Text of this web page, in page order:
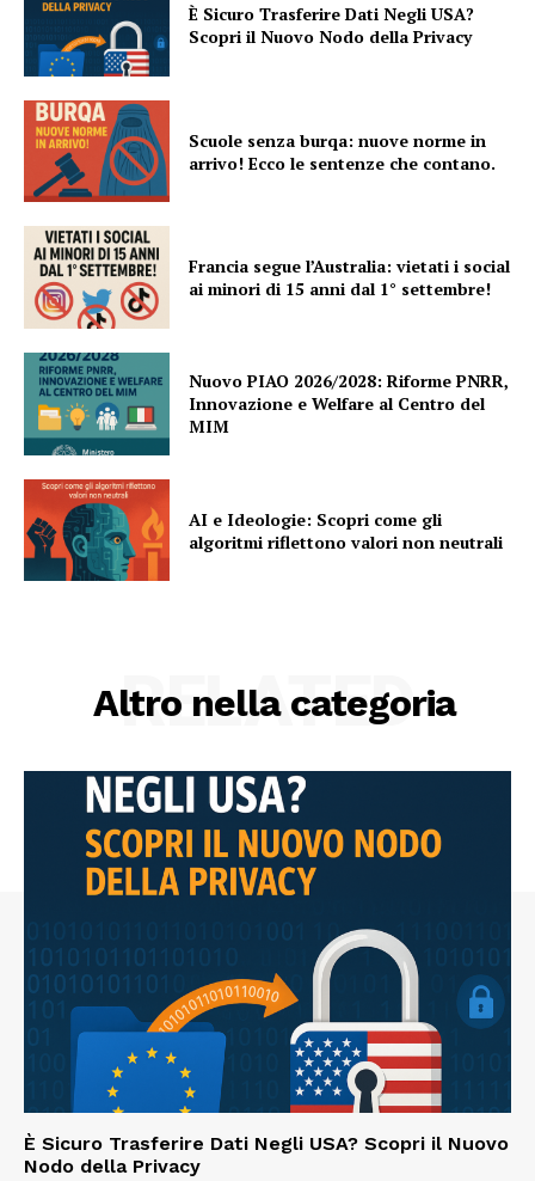
È Sicuro Trasferire Dati Negli USA?
Scopri il Nuovo Nodo della Privacy
Scuole senza burqa: nuove norme in
arrivo! Ecco le sentenze che contano.
Francia segue l’Australia: vietati i social
ai minori di 15 anni dal 1° settembre!
Nuovo PIAO 2026/2028: Riforme PNRR,
Innovazione e Welfare al Centro del
MIM
AI e Ideologie: Scopri come gli
algoritmi riflettono valori non neutrali
Altro nella categoria
RELATED
È Sicuro Trasferire Dati Negli USA? Scopri il Nuovo
Nodo della Privacy